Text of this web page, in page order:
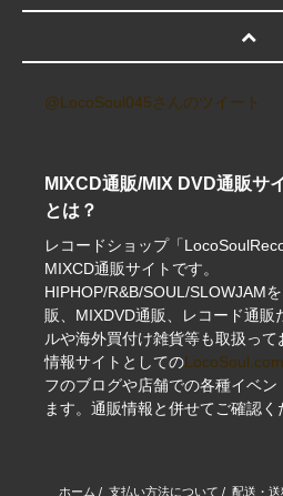
@LocoSoul045さんのツイート
MIXCD通販/MIX DVD通販サ
とは？
レコードショップ「
MIXCD通販サイトです。
HIPHOP/R&B/SOUL/SLOWJAM
販、MIXDVD通販、レコード通販
ルや海外買付け雑貨等も取扱っ
情報サイトとしてのLocoSoul.com
フのブログや店舗での各種イベン
ます。通販情報と併せてご確認く
ホーム / 支払い方法について / 配送・